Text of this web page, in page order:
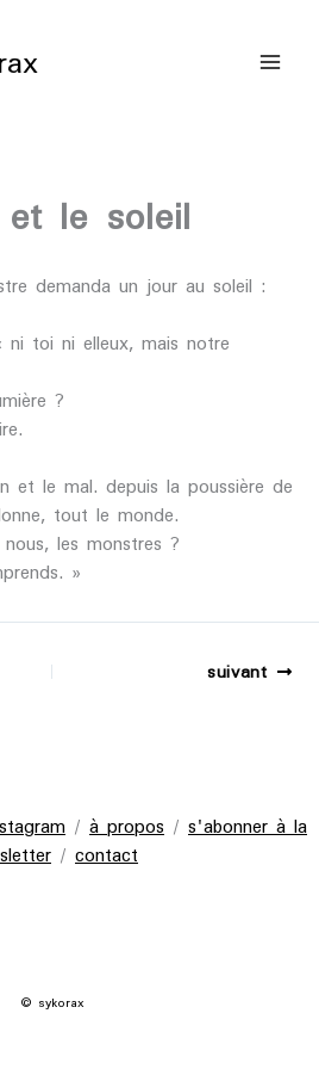
le soleil
demanda un jour au soleil :
toi ni elleux, mais notre
?
et le mal. depuis la poussière de
tout le monde.
les monstres ?
»
suivant
/ à propos / s'abonner à la
/ contact
© sykorax